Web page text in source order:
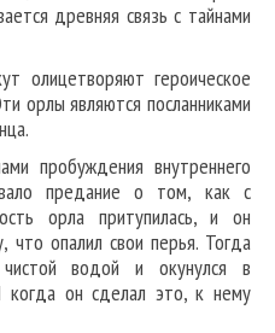
древняя связь с тайнами
олицетворяют героическое
орлы являются посланниками
пробуждения внутреннего
предание о том, как с
орла притупилась, и он
что опалил свои перья. Тогда
водой и окунулся в
он сделал это, к нему